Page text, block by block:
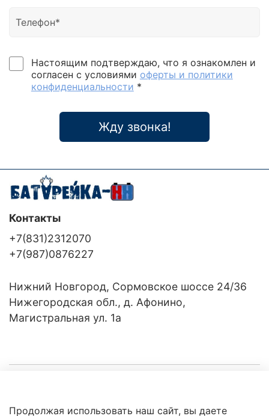
Настоящим подтверждаю, что я ознакомлен и
согласен с условиями оферты и политики
конфиденциальности *
Жду звонка!
Контакты
+7(831)2312070
+7(987)0876227
Нижний Новгород, Сормовское шоссе 24/36
Нижегородская обл., д. Афонино,
Магистральная ул. 1а
Продолжая использовать наш сайт, вы даете